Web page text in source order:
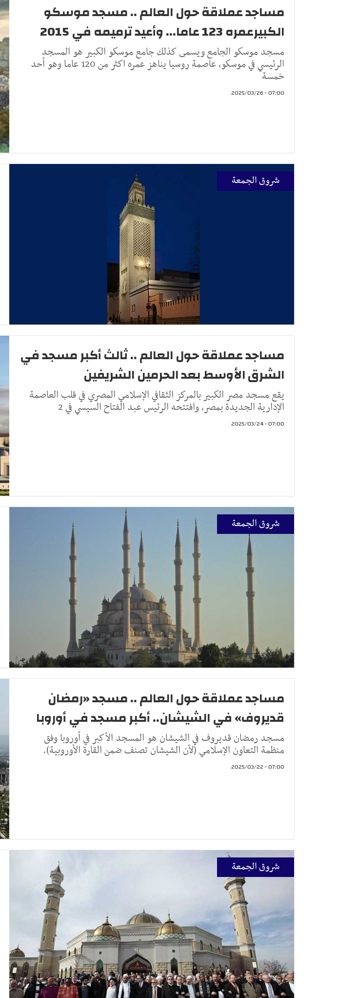
مساجد عملاقة حول العالم .. مسجد موسكو
الكبيرعمره 123 عاما... وأعيد ترميمه في 2015
مسجد موسكو الجامع ويسمى كذلك جامع موسكو الكبير هو المسجد
الرئيسي في موسكو، عاصمة روسيا يناهز عمره اكثر من 120 عاما وهو أحد
خمسة
07:00 - 2025/03/26
شروق الجمعة
مساجد عملاقة حول العالم .. ثالث أكبر مسجد في
الشرق الأوسط بعد الحرمين الشريفين
يقع مسجد مصر الكبير بالمركز الثقافي الإسلامي المصري في قلب العاصمة
الإدارية الجديدة بمصر، وافتتحه الرئيس عبد الفتاح السيسي في 2
07:00 - 2025/03/24
شروق الجمعة
مساجد عملاقة حول العالم .. مسجد «رمضان
قديروف» في الشيشان.. أكبر مسجد في أوروبا
مسجد رمضان قديروف في الشيشان هو المسجد الأكبر في أوروبا وفق
منظمة التعاون الإسلامي (لأن الشيشان تصنف ضمن القارة الأوروبية).
07:00 - 2025/03/22
شروق الجمعة